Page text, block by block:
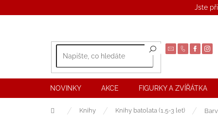
Jste
NOVINKY AKCE FIGURKY A ZVÍŘÁTKA
Domů Knihy Knihy batolata (1,5-3 let)